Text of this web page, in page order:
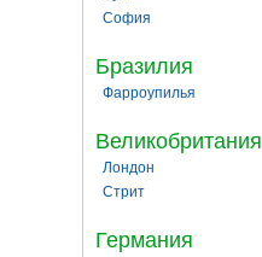
София
Бразилия
Фарроупилья
Великобритания
Лондон
Стрит
Германия